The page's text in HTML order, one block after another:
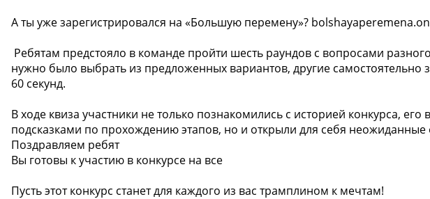
А ты уже зарегистрировался на «Большую перемену»?
Ребятам предстояло в команде пройти шесть раундов с вопросами
нужно было выбрать из предложенных вариантов, другие самостоятельно
60 секунд.
В ходе квиза участники не только познакомились с историей конкурса,
подсказками по прохождению этапов, но и открыли для себя неожиданные
Поздравляем ребят
Вы готовы к участию в конкурсе на все
Пусть этот конкурс станет для каждого из вас трамплином к мечтам!